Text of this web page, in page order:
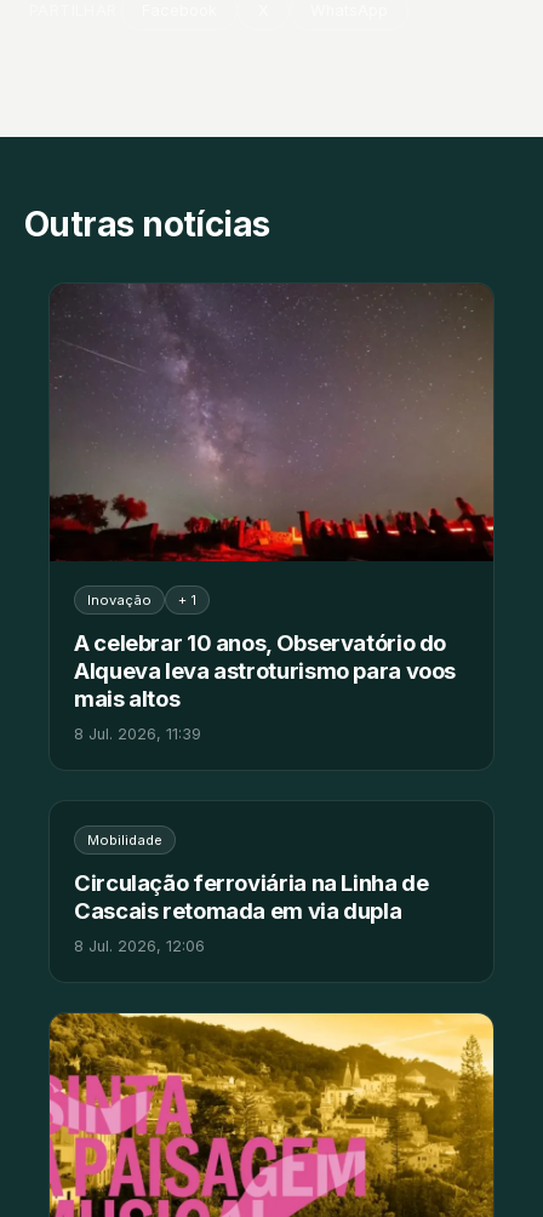
Outras notícias
Inovação + 1
A celebrar 10 anos, Observatório do
Alqueva leva astroturismo para voos
mais altos
8 Jul. 2026, 11:39
Mobilidade
Circulação ferroviária na Linha de
Cascais retomada em via dupla
8 Jul. 2026, 12:06